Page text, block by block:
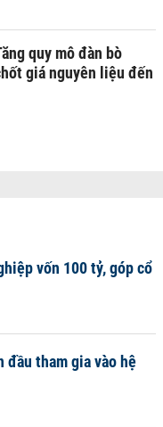
quy mô đàn bò
giá nguyên liệu đến
vốn 100 tỷ, góp cổ
đầu tham gia vào hệ